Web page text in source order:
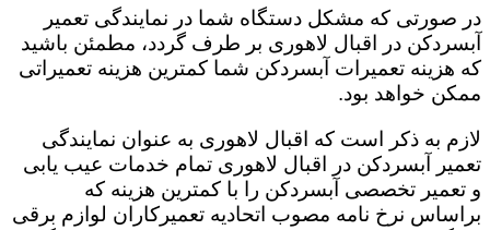
در صورتی که مشکل دستگاه شما در نمایندگی تعمیر
آبسردکن در اقبال لاهوری بر طرف گردد، مطمئن باشید
که هزینه تعمیرات آبسردکن شما کمترین هزینه تعمیراتی
ممکن خواهد بود.
لازم به ذکر است که اقبال لاهوری به عنوان نمایندگی
تعمیر آبسردکن در اقبال لاهوری تمام خدمات عیب یابی
و تعمیر تخصصی آبسردکن را با کمترین هزینه که
براساس نرخ نامه مصوب اتحادیه تعمیرکاران لوازم برقی